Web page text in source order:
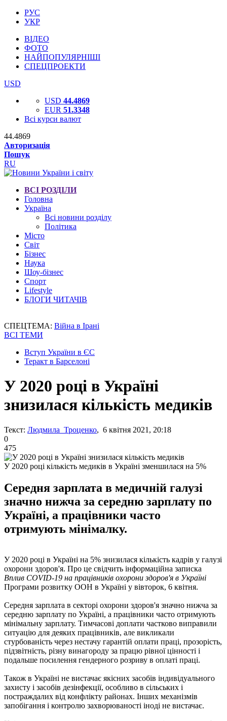
РУС
УКР
ВІДЕО
ФОТО
НАЙПОПУЛЯРНІШІ
СПЕЦПРОЕКТИ
USD
USD 44.4869
EUR 51.3348
Всі курси валют
44.4869
Авторизація
Пошук
RU
ВСІ РОЗДІЛИ
Головна
Україна
Всі новини розділу
Політика
Місто
Світ
Бізнес
Наука
Шоу-бізнес
Спорт
Lifestyle
БЛОГИ ЧИТАЧІВ
СПЕЦТЕМА: Війна в Ірані
ВСІ ТЕМИ
Вступ України в ЄС
Теракт в Барселоні
У 2020 році в Україні
знизилася кількість медиків
Текст: Людмила Троценко, 6 квітня 2021, 20:18
0
475
У 2020 році кількість медиків в Україні зменшилася на 5%
Середня зарплата в медичній галузі
значно нижча за середню зарплату по
Україні, а працівники часто
отримують мінімалку.
У 2020 році в Україні на 5% знизилася кількість кадрів у галузі
охорони здоров'я. Про це свідчить інформаційна записка
Вплив COVID-19 на працівників охорони здоров'я в Україні
Програми розвитку ООН в Україні у вівторок, 6 квітня.
Середня зарплата в секторі охорони здоров'я значно нижча за
середню зарплату по Україні, а працівники часто отримують
мінімальну зарплату. Тимчасові доплати частково виправили
ситуацію для деяких працівників, але викликали
стурбованість через нестачу гарантій оплати праці, прозорість,
підзвітність, різну винагороду за працю рівної цінності і
подальше посилення гендерного розриву в оплаті праці.
Також в Україні не вистачає якісних засобів індивідуального
захисту і засобів дезінфекції, особливо в сільських і
постраждалих від конфлікту районах. Інших механізмів
запобігання і контролю захворюваності іноді не вистачає.